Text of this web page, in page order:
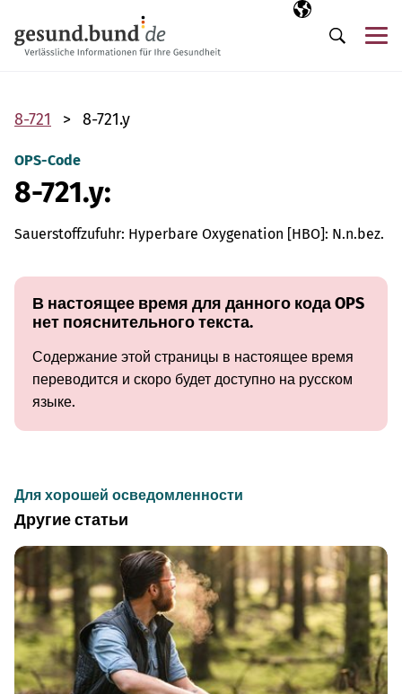
Выбранный
RU
Поиск
8-721 8-721.y
OPS-Code
8-721.y:
Sauerstoffzufuhr: Hyperbare Oxygenation [HBO]: N.n.bez.
В настоящее время для данного кода OPS
нет пояснительного текста.
Содержание этой страницы в настоящее время
переводится и скоро будет доступно на русском
языке.
Для хорошей осведомленности
Другие статьи